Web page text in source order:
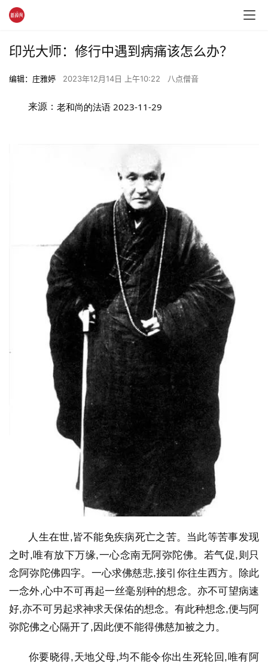
印光大师：修行中遇到病痛该怎么办？
编辑：庄雅婷 2023年12月14日 上午10:22 八点僧音
	来源：
老和尚的法语 2023-11-29
人生在世,皆不能免疾病死亡之苦。当此等苦事发现
之时,唯有放下万缘,一心念南无阿弥陀佛。若气促,则只
念阿弥陀佛四字。一心求佛慈悲,接引你往生西方。除此
一念外,心中不可再起一丝毫别种的想念。亦不可望病速
好,亦不可另起求神求天保佑的想念。有此种想念,便与阿
弥陀佛之心隔开了,因此便不能得佛慈加被之力。
你要晓得,天地父母,均不能令你出生死轮回,唯有阿